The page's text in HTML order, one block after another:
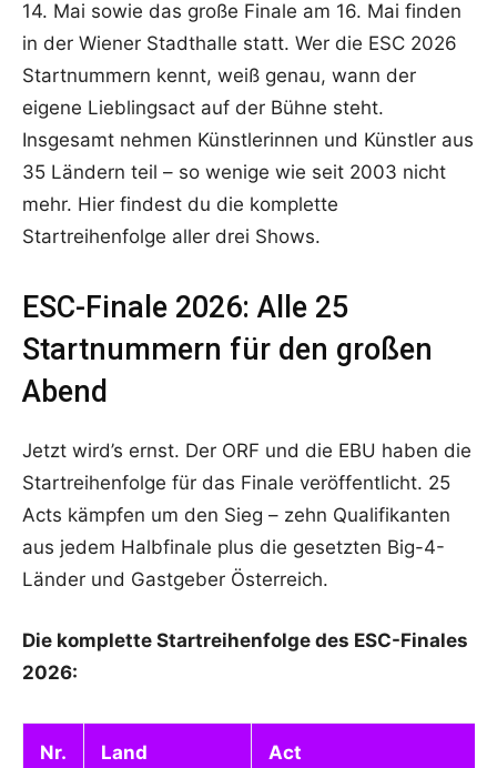
14. Mai sowie das große Finale am 16. Mai finden
in der Wiener Stadthalle statt. Wer die ESC 2026
Startnummern kennt, weiß genau, wann der
eigene Lieblingsact auf der Bühne steht.
Insgesamt nehmen Künstlerinnen und Künstler aus
35 Ländern teil – so wenige wie seit 2003 nicht
mehr. Hier findest du die komplette
Startreihenfolge aller drei Shows.
ESC-Finale 2026: Alle 25
Startnummern für den großen
Abend
Jetzt wird’s ernst. Der ORF und die EBU haben die
Startreihenfolge für das Finale veröffentlicht. 25
Acts kämpfen um den Sieg – zehn Qualifikanten
aus jedem Halbfinale plus die gesetzten Big-4-
Länder und Gastgeber Österreich.
Die komplette Startreihenfolge des ESC-Finales
2026:
Nr. Land Act